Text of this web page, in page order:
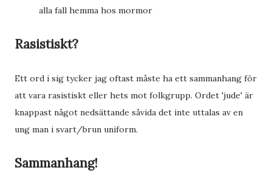
alla fall hemma hos mormor
Rasistiskt?
Ett ord i sig tycker jag oftast måste ha ett sammanhang för
att vara rasistiskt eller hets mot folkgrupp. Ordet 'jude' är
knappast något nedsättande såvida det inte uttalas av en
ung man i svart/brun uniform.
Sammanhang!